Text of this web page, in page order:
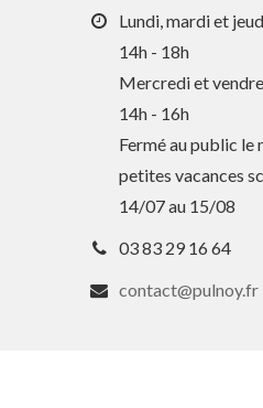
Guide des activités et
Comptes rendus des
Lundi, mardi et
14h - 18h
Mercredi et
14h - 16h
Fermé au public le
petites vacances
14/07 au 15/08
03 83 29 16 64
contact@pulnoy.fr